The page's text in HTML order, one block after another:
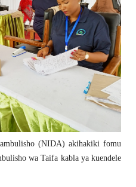
(NIDA) akihakiki fomu
wa Taifa kabla ya kuendele